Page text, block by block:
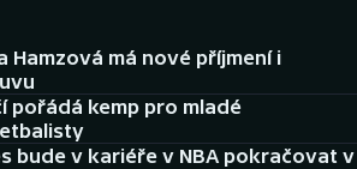
Hamzová má nové příjmení i
pořádá kemp pro mladé
bude v kariéře v NBA pokračovat v